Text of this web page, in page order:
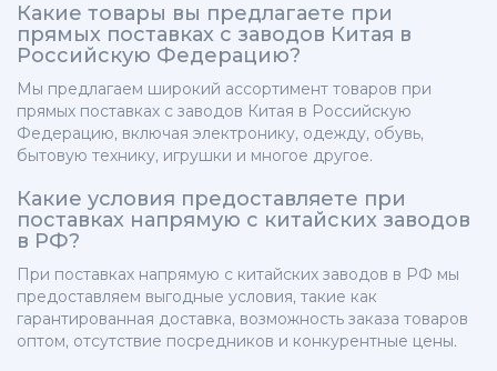
Какие товары вы предлагаете при
прямых поставках с заводов Китая в
Российскую Федерацию?
Мы предлагаем широкий ассортимент товаров при
прямых поставках с заводов Китая в Российскую
Федерацию, включая электронику, одежду, обувь,
бытовую технику, игрушки и многое другое.
Какие условия предоставляете при
поставках напрямую с китайских заводов
в РФ?
При поставках напрямую с китайских заводов в РФ мы
предоставляем выгодные условия, такие как
гарантированная доставка, возможность заказа товаров
оптом, отсутствие посредников и конкурентные цены.